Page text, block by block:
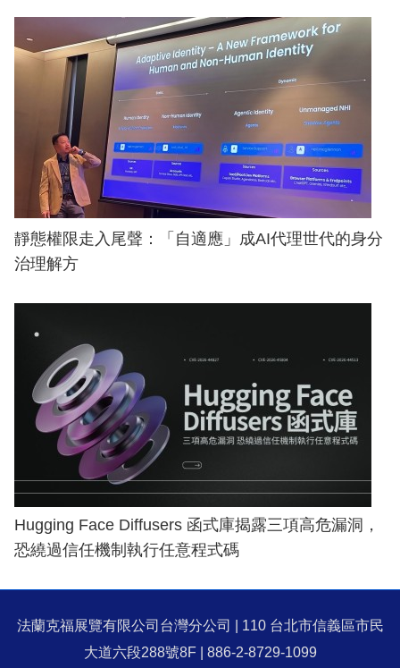
靜態權限走入尾聲：「自適應」成AI代理世代的身分
治理解方
Hugging Face Diffusers 函式庫揭露三項高危漏洞，
恐繞過信任機制執行任意程式碼
法蘭克福展覽有限公司台灣分公司 | 110 台北市信義區市民
大道六段288號8F | 886-2-8729-1099